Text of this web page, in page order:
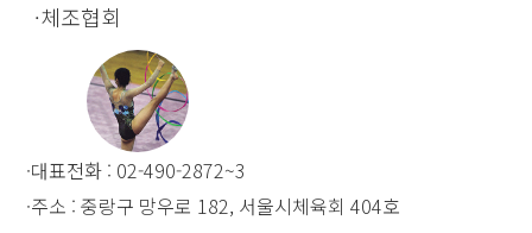
체조협회
대표전화 : 02-490-2872~3
주소 : 중랑구 망우로 182, 서울시체육회 404호